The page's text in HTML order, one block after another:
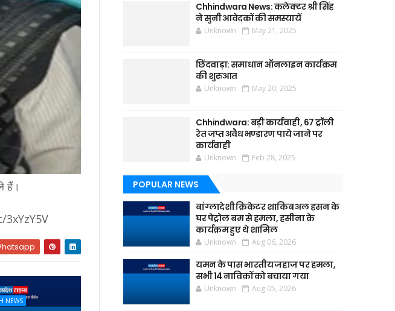
हैं।
NEWS
Chhindwara News: कलेक्टर श्री सिंह
ने सुनी आवेदकों की समस्यायें
Unknown May 21, 2025
छिंदवाड़ा: समाधान ऑनलाइन कार्यक्रम
की शुरुआत
Unknown May 20, 2025
Chhindwara: बड़ी कार्यवाही, 67 ट्रॉली
रेत जप्त अवैध भण्डारण पाये जाने पर
कार्यवाही
Unknown Feb 28, 2025
POPULAR NEWS
बांग्लादेशी क्रिकेटर शाकिब अल हसन के
घर पेट्रोल बम से हमला, हसीना के
कार्यक्रम हुए थे शामिल
Unknown Aug 06, 2026
यमन के पास भारतीय जहाज पर हमला,
सभी 14 नाविकों को बचाया गया
Unknown Aug 05, 2026